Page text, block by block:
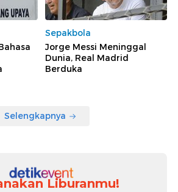
Sepakbola
Jorge Messi Meninggal
Dunia, Real Madrid
Berduka
Selengkapnya
Liburanmu!